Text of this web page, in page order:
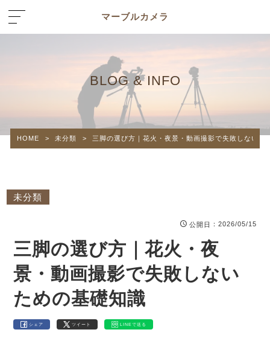
マーブルカメラ
BLOG & INFO
HOME > 未分類 > 三脚の選び方｜花火・夜景・動画撮影で失敗しないた
未分類
公開日 ：2026/05/15
三脚の選び方｜花火・夜
景・動画撮影で失敗しない
ための基礎知識
シェア ツイート LINEで送る